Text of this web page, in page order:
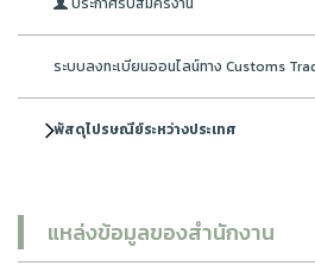
ระบบลงทะเบียนออนไลน์ทาง Customs
พัสดุไปรษณีย์ระหว่างประเทศ
แหล่งข้อมูลของสำนักงาน